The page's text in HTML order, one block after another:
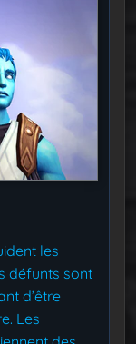
les
défunts sont
d’être
Les